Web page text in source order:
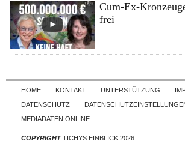
Cum-Ex-
frei
Skip to
HOME KONTAKT UNTERSTÜTZUNG
DATENSCHUTZ
MEDIADATEN ONLINE
COPYRIGHTTICHYS EINBLICK 2026